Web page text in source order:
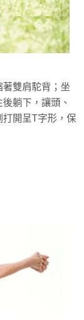
雙肩駝背；坐
躺下，讓頭、
開呈T字形，保